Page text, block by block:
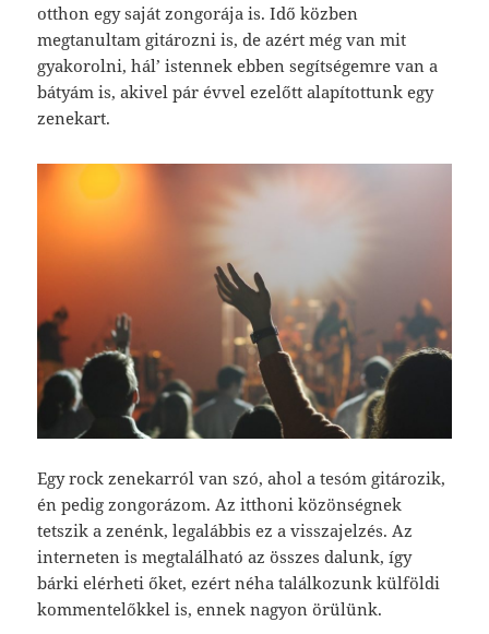
otthon egy saját zongorája is. Idő közben
megtanultam gitározni is, de azért még van mit
gyakorolni, hál’ istennek ebben segítségemre van a
bátyám is, akivel pár évvel ezelőtt alapítottunk egy
zenekart.
Egy rock zenekarról van szó, ahol a tesóm gitározik,
én pedig zongorázom. Az itthoni közönségnek
tetszik a zenénk, legalábbis ez a visszajelzés. Az
interneten is megtalálható az összes dalunk, így
bárki elérheti őket, ezért néha találkozunk külföldi
kommentelőkkel is, ennek nagyon örülünk.